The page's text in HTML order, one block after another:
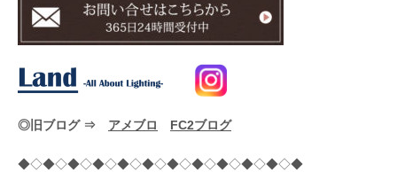
◎旧ブログ ⇒ アメブロ FC2ブログ
◆◇◆◇◆◇◆◇◆◇◆◇◆◇◆◇◆◇◆◇◆◇◆